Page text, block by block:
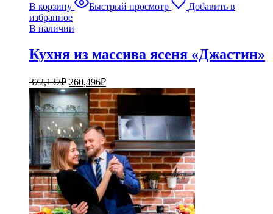
В корзину Быстрый просмотр
Добавить в
избранное
В наличии
Кухня из массива ясеня «Джастин»
372,137₽ 260,496₽